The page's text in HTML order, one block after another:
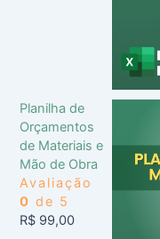
Planilha de
Orçamentos
de Materiais e
Mão de Obra
Avaliação
0 de 5
R$ 99,00